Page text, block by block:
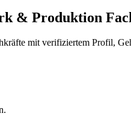
& Produktion
mit verifiziertem Profil,